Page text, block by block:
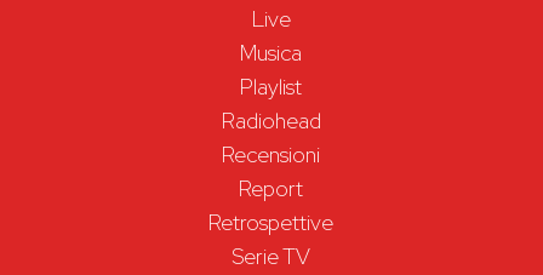
Live
Musica
Playlist
Radiohead
Recensioni
Report
Retrospettive
Serie TV